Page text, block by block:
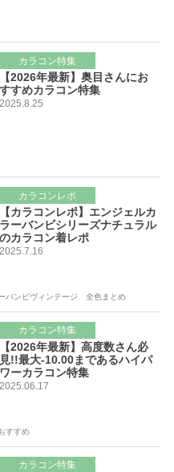
カラコン特集
【2026年最新】奥目さんにお
すすめカラコン特集
2025.8.25
カラコンレポ
【カラコンレポ】エンジェルカ
ラーバンビシリーズナチュラル
のカラコン着レポ
2025.7.16
バンビヴィンテージ 全色まとめ
カラコン特集
【2026年最新】高度数さん必
見!!最大-10.00まであるハイパ
ワーカラコン特集
2025.06.17
すすめ
カラコン特集